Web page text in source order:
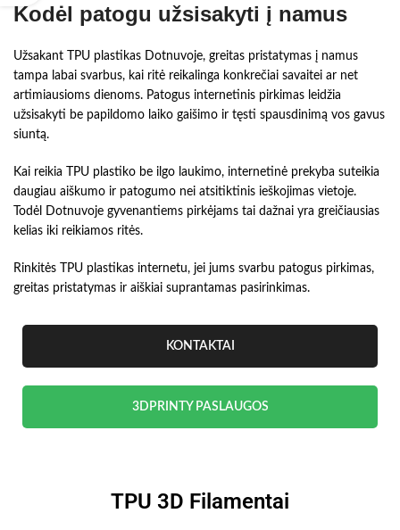
Kodėl patogu užsisakyti į namus
Užsakant TPU plastikas Dotnuvoje, greitas pristatymas į namus
tampa labai svarbus, kai ritė reikalinga konkrečiai savaitei ar net
artimiausioms dienoms. Patogus internetinis pirkimas leidžia
užsisakyti be papildomo laiko gaišimo ir tęsti spausdinimą vos gavus
siuntą.
Kai reikia TPU plastiko be ilgo laukimo, internetinė prekyba suteikia
daugiau aiškumo ir patogumo nei atsitiktinis ieškojimas vietoje.
Todėl Dotnuvoje gyvenantiems pirkėjams tai dažnai yra greičiausias
kelias iki reikiamos ritės.
Rinkitės TPU plastikas internetu, jei jums svarbu patogus pirkimas,
greitas pristatymas ir aiškiai suprantamas pasirinkimas.
KONTAKTAI
3DPRINTY PASLAUGOS
TPU 3D Filamentai